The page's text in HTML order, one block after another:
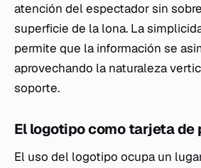
atención del espectador sin
superficie de la lona. La
permite que la información se
aprovechando la naturaleza
soporte.
El logotipo como tarjeta de
El uso del logotipo ocupa un